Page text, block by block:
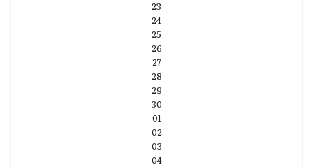
23
24
25
26
27
28
29
30
01
02
03
04